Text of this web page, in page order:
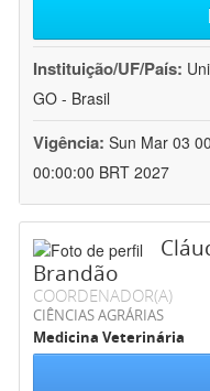
Instituição/UF/País:
GO - Brasil
Vigência: Sun Mar 03
00:00:00 BRT 2027
Brandão
COORDENADOR(A)
CIÊNCIAS AGRÁRIAS
Medicina Veterinária